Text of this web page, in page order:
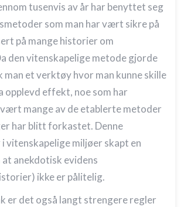
tusenvis av år har benyttet seg
som man har vært sikre på
på mange historier om
den vitenskapelige metode gjorde
et verktøy hvor man kunne skille
effekt, noe som har
mange av de etablerte metoder
har blitt forkastet. Denne
i vitenskapelige miljøer skapt en
at anekdotisk evidens
ikke er pålitelig.
er det også langt strengere regler